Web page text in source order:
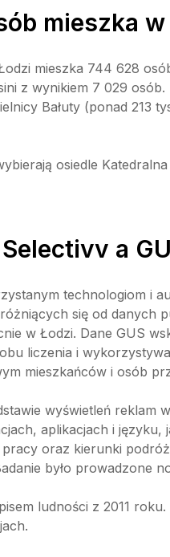
mieszka
mieszka 744 628
z wynikiem 7 029
Bałuty (ponad 213
osiedle
a
technologiom i
się od danych
w Łodzi. Dane GUS
liczenia i
mieszkańców i osób
wyświetleń reklam
aplikacjach i języku,
oraz kierunki
było prowadzone
ludności z 2011